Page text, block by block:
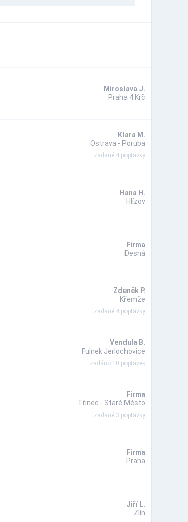
Miroslava J.
Praha 4 Krč
Klara M.
Ostrava - Poruba
zadané 4 poptávky
Hana H.
Hlízov
Firma
Desná
Zdeněk P.
Křemže
zadané 4 poptávky
Vendula B.
Fulnek Jerlochovice
zadáno 10 poptávek
Firma
Třinec - Staré Město
zadané 3 poptávky
Firma
Praha
Jiří L.
Zlín